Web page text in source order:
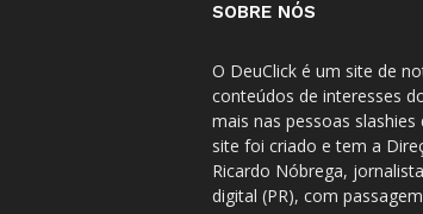
SOBRE NÓS
O DeuClick é um site de
conteúdos de interesses
mais nas pessoas slashies
site foi criado e tem a
Ricardo Nóbrega,
digital (PR), com